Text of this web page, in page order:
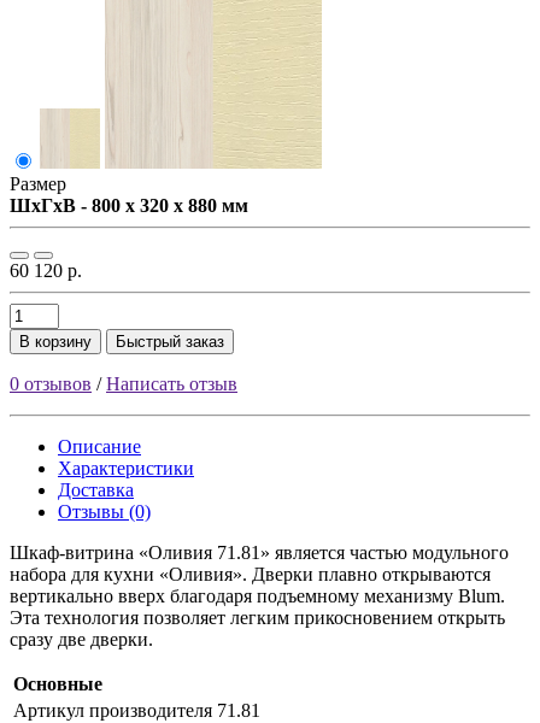
Размер
ШxГxВ - 800 x 320 x 880 мм
60 120 р.
В корзину Быстрый заказ
0 отзывов /Написать отзыв
Описание
Характеристики
Доставка
Отзывы (0)
Шкаф-витрина «Оливия 71.81» является частью модульного
набора для кухни «Оливия». Дверки плавно открываются
вертикально вверх благодаря подъемному механизму Blum.
Эта технология позволяет легким прикосновением открыть
сразу две дверки.
Основные
Артикул производителя 71.81